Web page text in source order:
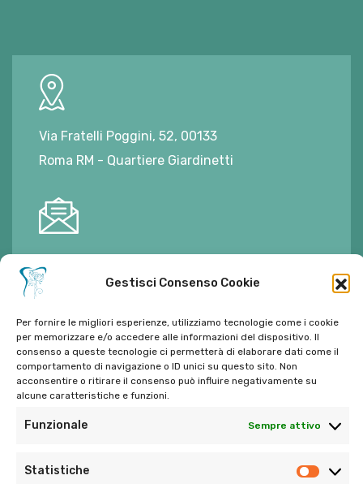
Gestisci Consenso Cookie
Per fornire le migliori esperienze, utilizziamo tecnologie come i cookie
per memorizzare e/o accedere alle informazioni del dispositivo. Il
consenso a queste tecnologie ci permetterà di elaborare dati come il
comportamento di navigazione o ID unici su questo sito. Non
acconsentire o ritirare il consenso può influire negativamente su
alcune caratteristiche e funzioni.
Funzionale Sempre attivo
Statistiche
Via Fratelli Poggini, 52, 00133
Roma RM - Quartiere Giardinetti
E-mail:
Tel: 06 272342
Tel:393 9810086